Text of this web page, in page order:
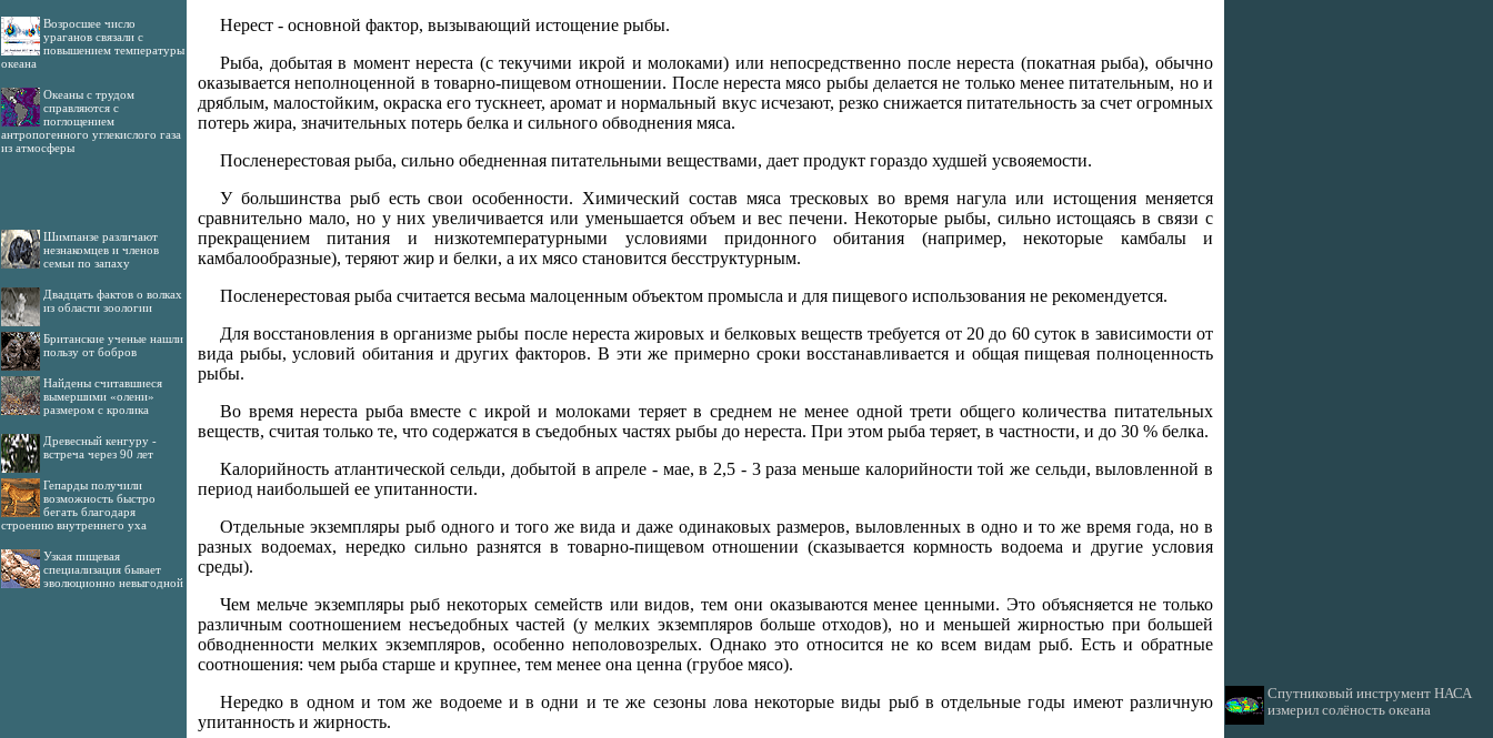
Возросшее число
ураганов связали с
повышением температуры
океана
Океаны с трудом
справляются с
поглощением
антропогенного углекислого газа
из атмосферы
Шимпанзе различают
незнакомцев и членов
семьи по запаху
Двадцать фактов о волках
из области зоологии
Британские ученые нашли
пользу от бобров
Найдены считавшиеся
вымершими «олени»
размером с кролика
Древесный кенгуру -
встреча через 90 лет
Гепарды получили
возможность быстро
бегать благодаря
строению внутреннего уха
Узкая пищевая
специализация бывает
эволюционно невыгодной
Нерест - основной фактор, вызывающий истощение рыбы.
Рыба, добытая в момент нереста (с текучими икрой и молоками) или непосредственно после нереста (покатная рыба), обычно
оказывается неполноценной в товарно-пищевом отношении. После нереста мясо рыбы делается не только менее питательным, но и
дряблым, малостойким, окраска его тускнеет, аромат и нормальный вкус исчезают, резко снижается питательность за счет огромных
потерь жира, значительных потерь белка и сильного обводнения мяса.
Посленерестовая рыба, сильно обедненная питательными веществами, дает продукт гораздо худшей усвояемости.
У большинства рыб есть свои особенности. Химический состав мяса тресковых во время нагула или истощения меняется
сравнительно мало, но у них увеличивается или уменьшается объем и вес печени. Некоторые рыбы, сильно истощаясь в связи с
прекращением питания и низкотемпературными условиями придонного обитания (например, некоторые камбалы и
камбалообразные), теряют жир и белки, а их мясо становится бесструктурным.
Посленерестовая рыба считается весьма малоценным объектом промысла и для пищевого использования не рекомендуется.
Для восстановления в организме рыбы после нереста жировых и белковых веществ требуется от 20 до 60 суток в зависимости от
вида рыбы, условий обитания и других факторов. В эти же примерно сроки восстанавливается и общая пищевая полноценность
рыбы.
Во время нереста рыба вместе с икрой и молоками теряет в среднем не менее одной трети общего количества питательных
веществ, считая только те, что содержатся в съедобных частях рыбы до нереста. При этом рыба теряет, в частности, и до 30 % белка.
Калорийность атлантической сельди, добытой в апреле - мае, в 2,5 - 3 раза меньше калорийности той же сельди, выловленной в
период наибольшей ее упитанности.
Отдельные экземпляры рыб одного и того же вида и даже одинаковых размеров, выловленных в одно и то же время года, но в
разных водоемах, нередко сильно разнятся в товарно-пищевом отношении (сказывается кормность водоема и другие условия
среды).
Чем мельче экземпляры рыб некоторых семейств или видов, тем они оказываются менее ценными. Это объясняется не только
различным соотношением несъедобных частей (у мелких экземпляров больше отходов), но и меньшей жирностью при большей
обводненности мелких экземпляров, особенно неполовозрелых. Однако это относится не ко всем видам рыб. Есть и обратные
соотношения: чем рыба старше и крупнее, тем менее она ценна (грубое мясо).
Нередко в одном и том же водоеме и в одни и те же сезоны лова некоторые виды рыб в отдельные годы имеют различную
упитанность и жирность.
Спутниковый инструмент НАСА
измерил солёность океана